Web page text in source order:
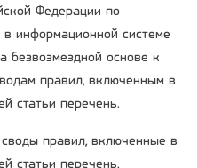
Федерации по
в информационной системе
безвозмездной основе к
правил, включенным в
статьи перечень.
правил, включенные в
статьи перечень,